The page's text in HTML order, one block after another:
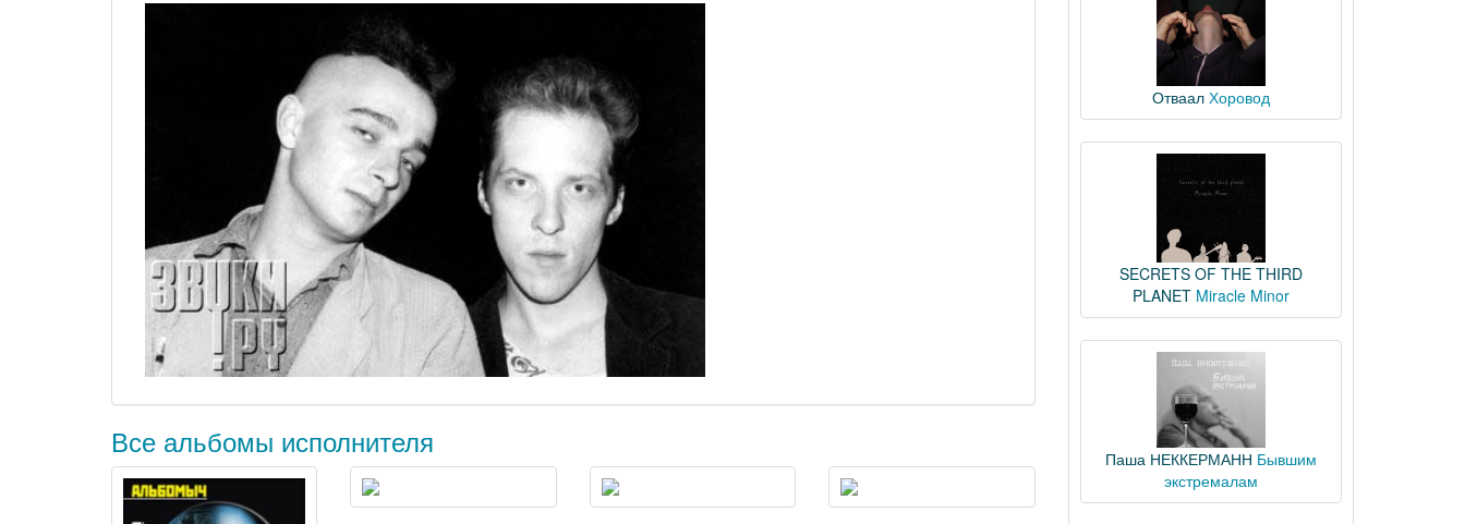
Все альбомы исполнителя
Отваал Хоровод
SECRETS OF THE THIRD
PLANET Miracle Minor
Паша НЕККЕРМАНН Бывшим
экстремалам